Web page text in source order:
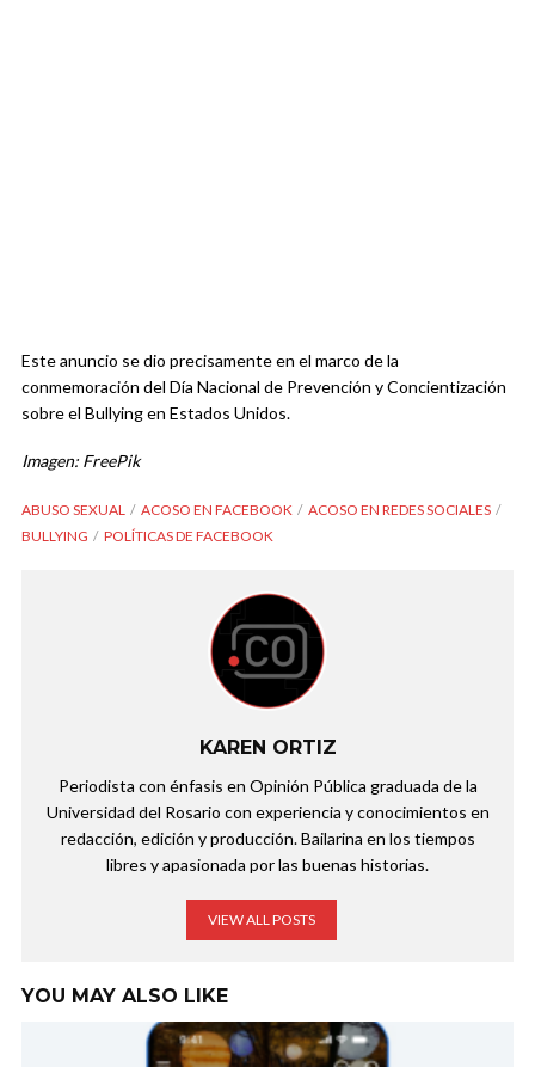
Este anuncio se dio precisamente en el marco de la
conmemoración del Día Nacional de Prevención y Concientización
sobre el Bullying en Estados Unidos.
Imagen: FreePik
ABUSO SEXUAL ACOSO EN FACEBOOK
ACOSO EN REDES SOCIALES
BULLYING
POLÍTICAS DE FACEBOOK
KAREN ORTIZ
Periodista con énfasis en Opinión Pública graduada de la
Universidad del Rosario con experiencia y conocimientos en
redacción, edición y producción. Bailarina en los tiempos
libres y apasionada por las buenas historias.
VIEW ALL POSTS
YOU MAY ALSO LIKE